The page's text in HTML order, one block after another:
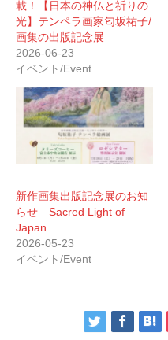
載！【日本の神仏と祈りの
光】テンペラ画家匂坂祐子/
画集の出版記念展
2026-06-23
イベント/Event
新作画集出版記念展のお知
らせ Sacred Light of
Japan
2026-05-23
イベント/Event